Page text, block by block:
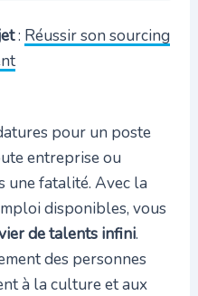
: Réussir son sourcing
pour un poste
entreprise ou
une fatalité. Avec la
disponibles, vous
de talents infini.
des personnes
à la culture et aux